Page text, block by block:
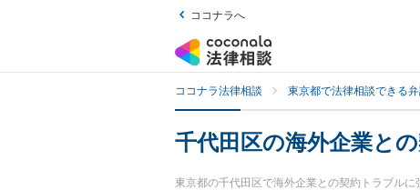
ココナラへ
ココナラ法律相談 東京都で法律相談できる
千代田区の海外企業と
東京都の千代田区で海外企業との契約トラブル